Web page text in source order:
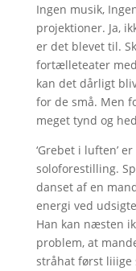
Ingen musik,
projektioner. Ja,
er det blevet til.
fortælleteater
kan det dårligt
for de små. Men
meget tynd og
‘Grebet i luften’
soloforestilling.
danset af en
energi ved
Han kan næsten
problem, at
stråhat først liiige